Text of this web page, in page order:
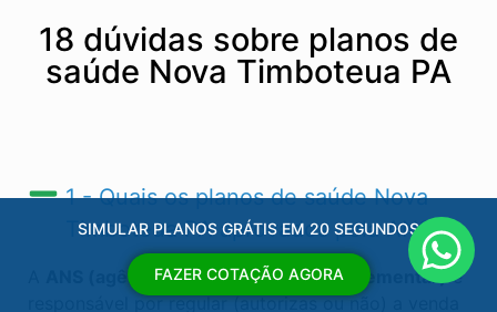
18 dúvidas sobre planos de
saúde Nova Timboteua PA
1 - Quais os planos de saúde Nova
Timboteua PA​ aprovados pela ANS?
ANS (agência nacional de saúde suplementar)é
responsável por regular (autorizas ou não) a venda
SIMULAR PLANOS GRÁTIS EM 20 SEGUNDOS
FAZER COTAÇÃO AGORA